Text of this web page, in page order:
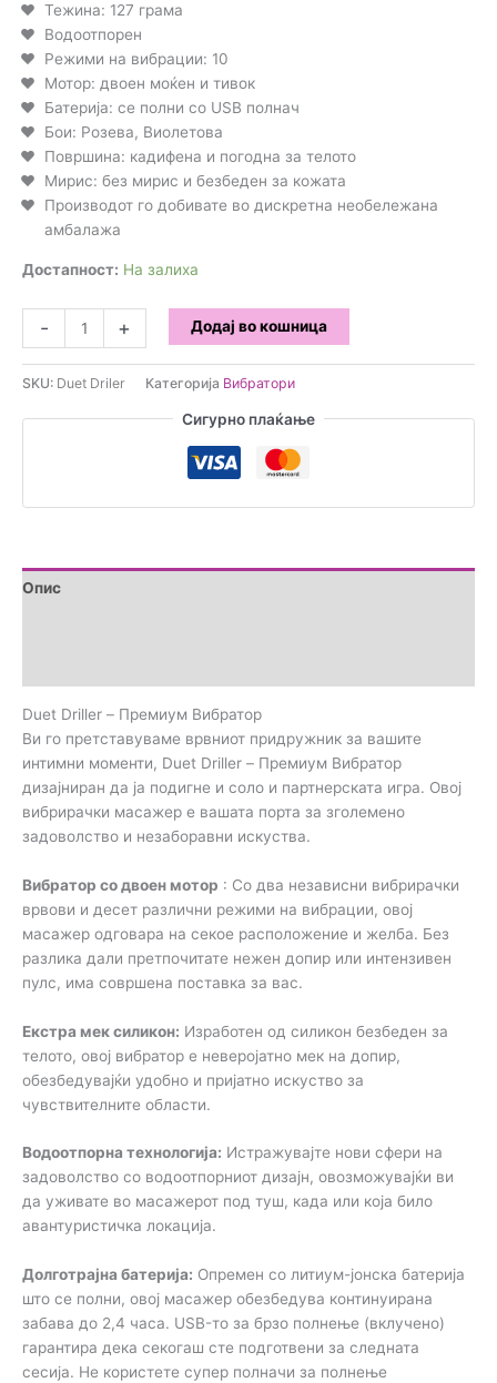
Тежина: 127 грама
Водоотпорен
Режими на вибрации: 10
Мотор: двоен моќен и тивок
Батерија: се полни со USB полнач
Бои: Розева, Виолетова
Површина: кадифена и погодна за телото
Мирис: без мирис и безбеден за кожата
Производот го добивате во дискретна необележана
амбалажа
Достапност: На залиха
-
Driller
-
Премиум
Вибратор
+ Додај во кошница
SKU: Duet Driler Категорија Вибратори
Сигурно плаќање
Опис
Duet Driller – Премиум Вибратор
Ви го претставуваме врвниот придружник за вашите
интимни моменти, Duet Driller – Премиум Вибратор
дизајниран да ја подигне и соло и партнерската игра. Овој
вибрирачки масажер е вашата порта за зголемено
задоволство и незаборавни искуства.
Вибратор со двоен мотор : Со два независни вибрирачки
врвови и десет различни режими на вибрации, овој
масажер одговара на секое расположение и желба. Без
разлика дали претпочитате нежен допир или интензивен
пулс, има совршена поставка за вас.
Екстра мек силикон: Изработен од силикон безбеден за
телото, овој вибратор е неверојатно мек на допир,
обезбедувајќи удобно и пријатно искуство за
чувствителните области.
Водоотпорна технологија: Истражувајте нови сфери на
задоволство со водоотпорниот дизајн, овозможувајќи ви
да уживате во масажерот под туш, када или која било
авантуристичка локација.
Долготрајна батерија: Опремен со литиум-јонска батерија
што се полни, овој масажер обезбедува континуирана
забава до 2,4 часа. USB-то за брзо полнење (вклучено)
гарантира дека секогаш сте подготвени за следната
сесија. Не користете супер полначи за полнење